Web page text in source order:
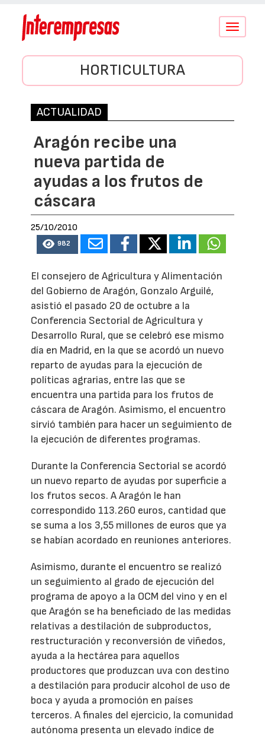
Conmutar
HORTICULTURA
ACTUALIDAD
Aragón recibe una
nueva partida de
ayudas a los frutos de
cáscara
25/10/2010
982
El consejero de Agricultura y Alimentación
del Gobierno de Aragón, Gonzalo Arguilé,
asistió el pasado 20 de octubre a la
Conferencia Sectorial de Agricultura y
Desarrollo Rural, que se celebró ese mismo
día en Madrid, en la que se acordó un nuevo
reparto de ayudas para la ejecución de
políticas agrarias, entre las que se
encuentra una partida para los frutos de
cáscara de Aragón. Asimismo, el encuentro
sirvió también para hacer un seguimiento de
la ejecución de diferentes programas.
Durante la Conferencia Sectorial se acordó
un nuevo reparto de ayudas por superficie a
los frutos secos. A Aragón le han
correspondido 113.260 euros, cantidad que
se suma a los 3,55 millones de euros que ya
se habían acordado en reuniones anteriores.
Asimismo, durante el encuentro se realizó
un seguimiento al grado de ejecución del
programa de apoyo a la OCM del vino y en el
que Aragón se ha beneficiado de las medidas
relativas a destilación de subproductos,
restructuración y reconversión de viñedos,
ayuda a la hectárea para aquellos
productores que produzcan uva con destino
a destilación para producir alcohol de uso de
boca y ayuda a promoción en países
terceros. A finales del ejercicio, la comunidad
autónoma presenta un elevado índice de